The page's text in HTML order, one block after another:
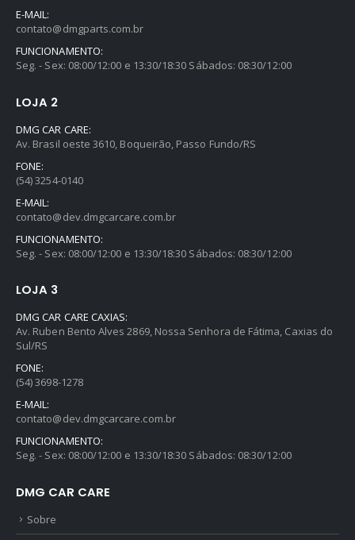
E-MAIL:
contato@dmgparts.com.br
FUNCIONAMENTO:
Seg. - Sex: 08:00/12:00 e 13:30/18:30 Sábados: 08:30/12:00
LOJA 2
DMG CAR CARE:
Av. Brasil oeste 3610, Boqueirão, Passo Fundo/RS
FONE:
(54) 3254-0140
E-MAIL:
contato@dev.dmgcarcare.com.br
FUNCIONAMENTO:
Seg. - Sex: 08:00/12:00 e 13:30/18:30 Sábados: 08:30/12:00
LOJA 3
DMG CAR CARE CAXIAS:
Av. Ruben Bento Alves 2869, Nossa Senhora de Fátima, Caxias do
Sul/RS
FONE:
(54) 3698-1278
E-MAIL:
contato@dev.dmgcarcare.com.br
FUNCIONAMENTO:
Seg. - Sex: 08:00/12:00 e 13:30/18:30 Sábados: 08:30/12:00
DMG CAR CARE
Sobre